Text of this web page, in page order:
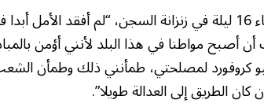
وعلى الرغم من قضاء 16 ليلة في زنزانة السجن، “لم أفقد
أن أصبح مواطنا في هذا البلد لأنني أؤمن
كروفورد لمصلحتي، طمأنني ذلك وطمأن الشعب
الطريق إلى العدالة طويلا”.